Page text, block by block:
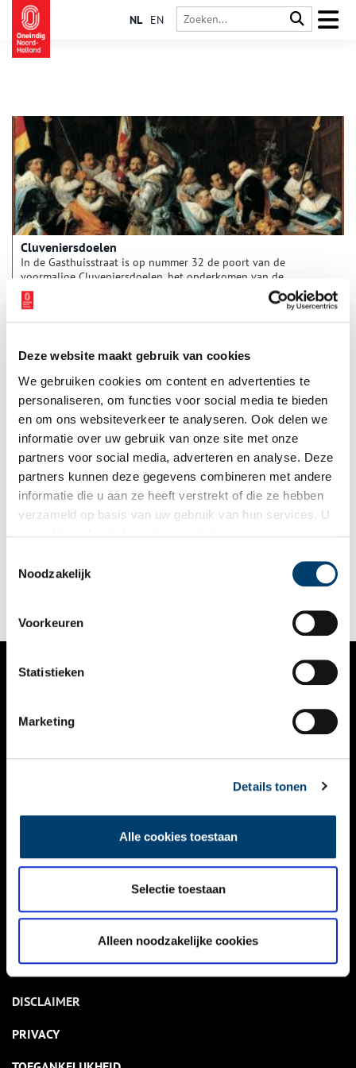
Deze website maakt gebruik van cookies
We gebruiken cookies om content en advertenties te
personaliseren, om functies voor social media te bieden
en om ons websiteverkeer te analyseren. Ook delen we
informatie over uw gebruik van onze site met onze
partners voor social media, adverteren en analyse. Deze
partners kunnen deze gegevens combineren met andere
informatie die u aan ze heeft verstrekt of die ze hebben
verzameld op basis van uw gebruik van hun services. U
Noodzakelijk
Voorkeuren
Statistieken
Marketing
Details tonen
Alle cookies toestaan
Selectie toestaan
Alleen noodzakelijke cookies
NL EN
Cluveniersdoelen
In de Gasthuisstraat is op nummer 32 de poort van de
voormalige Cluveniersdoelen, het onderkomen van de
Cluveniersschutterij. Frans Hals schilderde twee
schuttersstukken voor de Cluveniersschutterij, één in 1627 en
één in 1633. Beide schilderijen kregen een plaats in de grote
in het Frans Hals Museum.
Voormalig St. Elisabeth Gasthuis
Op nummer 47 staat de poort van het voormalige Sint
Elisabeths Gasthuis. Op de steen boven de deur is te zien hoe
bovenlaag werd thuis verpleegd.
NIEUWS
KALENDER
ACTIVITEITEN
NIEUWSBRIEF
DISCLAIMER
PRIVACY